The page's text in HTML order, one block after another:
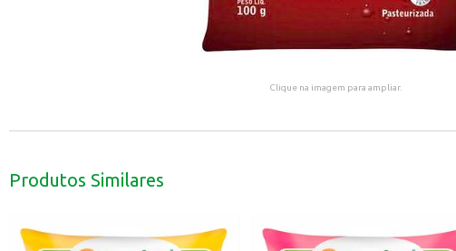
Clique na imagem para ampliar.
Produtos Similares